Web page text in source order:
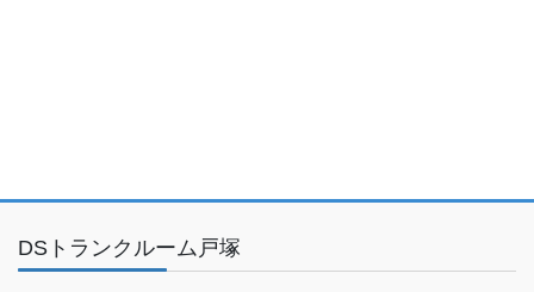
DSトランクルーム戸塚